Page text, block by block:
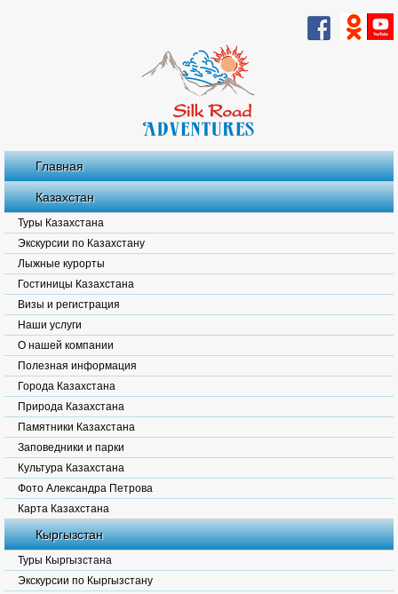
Главная
Казахстан
Туры Казахстана
Экскурсии по Казахстану
Лыжные курорты
Гостиницы Казахстана
Визы и регистрация
Наши услуги
О нашей компании
Полезная информация
Города Казахстана
Природа Казахстана
Памятники Казахстана
Заповедники и парки
Культура Казахстана
Фото Александра Петрова
Карта Казахстана
Кыргызстан
Туры Кыргызстана
Экскурсии по Кыргызстану